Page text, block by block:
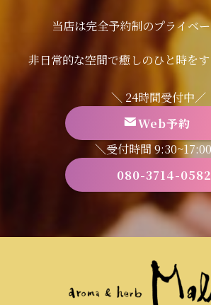
当店は完全予約制のプライベー
非日常的な空間で癒しのひと時を
＼ 24時間受付中／
Web予約
＼受付時間
080-3714-0582